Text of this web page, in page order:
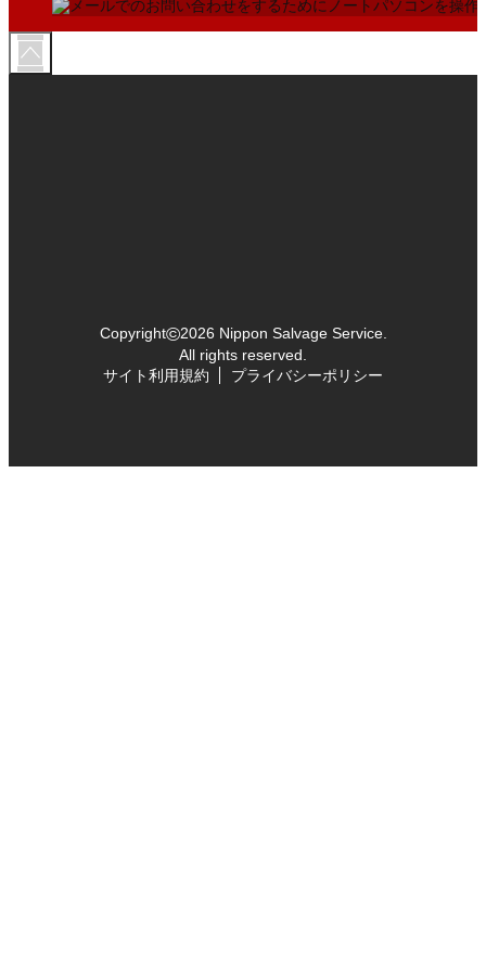
Copyright©2026 Nippon Salvage Service.
All rights reserved.
サイト利用規約
プライバシーポリシー